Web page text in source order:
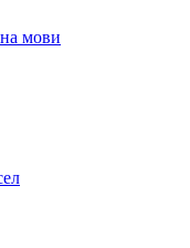
мови